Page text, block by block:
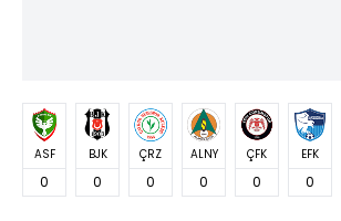
ASF
0
BJK
0
ÇRZ
0
ALNY
0
ÇFK
0
EFK
0